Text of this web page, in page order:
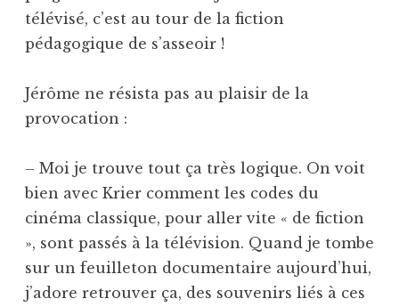
télévisé, c’est au tour de la fiction
pédagogique de s’asseoir !
Jérôme ne résista pas au plaisir de la
provocation :
– Moi je trouve tout ça très logique. On voit
bien avec Krier comment les codes du
cinéma classique, pour aller vite « de fiction
», sont passés à la télévision. Quand je tombe
sur un feuilleton documentaire aujourd’hui,
j’adore retrouver ça, des souvenirs liés à ces